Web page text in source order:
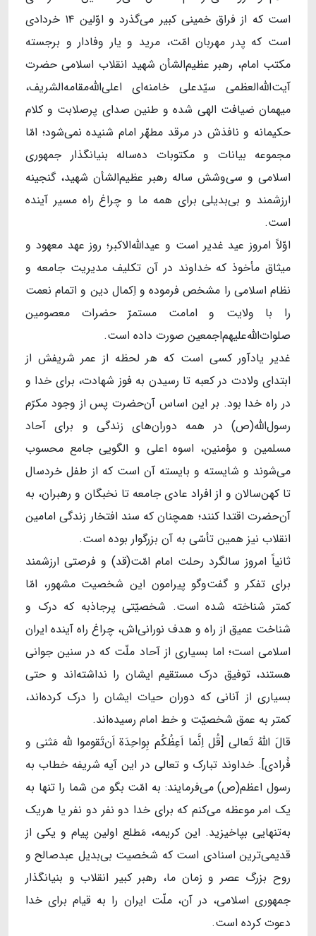
است که از فراق خمینی کبیر می‌گذرد و اوّلین ۱۴ خردادی
است که پدر مهربان امّت، مرید و یار وفادار و برجسته‌
مکتب امام، رهبر عظیم‌الشأن شهید انقلاب اسلامی حضرت
آیت‌الله‌العظمی سیّدعلی خامنه‌ای اعلی‌الله‌مقامه‌الشریف،
میهمان ضیافت الهی شده و طنین صدای پرصلابت و کلام
حکیمانه و نافذ‌ش در مرقد مطهّر امام شنیده نمی‌شود؛ امّا
مجموعه‌ بیانات و مکتوبات ده‌‌ساله‌ بنیانگذار جمهوری
اسلامی و سی‌وشش‌ ساله‌ رهبر عظیم‌الشأن شهید، گنجینه‌
ارزشمند و بی‌بدیلی برای همه‌ ما و چراغ راه مسیر آینده
است.
اوّلاً امروز عید غدیر است و عید‌الله‌الاکبر؛ روز عهد معهود و
میثاق مأخوذ که خداوند در آن تکلیف مدیریت جامعه و
نظام اسلامی را مشخص فرموده و اِکمال دین و اتمام نعمت
را با ولایت و امامت مستمرّ حضرات معصومین
صلوات‌الله‌علیهم‌اجمعین صورت داده است.
غدیر یادآور کسی است که هر لحظه از عمر شریفش از
ابتدای ولادت در کعبه تا رسیدن به فوز شهادت، برای خدا و
در راه خدا بود. بر این اساس آن‌حضرت پس از وجود مکرّم
رسو‌ل‌الله(ص) در همه‌ دوران‌های زندگی و برای آحاد
مسلمین و مؤمنین، اسوه‌ اعلی و الگویی جامع محسوب
می‌شوند و شایسته و بایسته آن است که از طفل خردسال
تا کهن‌سالان و از افراد عادی جامعه تا نخبگان و رهبران، به
آ‌ن‌حضرت اقتدا کنند؛ همچنان که سند افتخار زندگی امامین
انقلاب نیز همین تأسّی به آن بزرگوار بوده است.
ثانیاً امروز سالگرد رحلت امام امّت(قد) و فرصتی ارزشمند
برای تفکر و گفت‌وگو پیرامون این شخصیت مشهور، امّا
کمتر شناخته‌ شده است. شخصیّتی پرجاذبه که درک و
شناخت عمیق از راه و هدف نورانی‌اش، چراغ راه آینده‌ ایران
اسلامی است؛ اما بسیاری از آحاد ملّت که در سنین جوانی
هستند، توفیق درک مستقیم ایشان را نداشته‌اند و حتی
بسیاری از آنانی که دوران حیات ایشان را درک کرده‌اند،
کمتر به عمق شخصیّت و خط امام رسیده‌اند.
قالَ اللهُ تَعالی [قُل اِنَّما اَعِظُکُم بِواحِدَة‌ اَن‌تَقوموا لله مَثنی و
فُرادی]. خداوند تبارک و تعالی در این آیه‌ شریفه خطاب به
رسول‌ اعظم‌(ص) می‌فرمایند: به امّت بگو من شما را تنها به
یک امر موعظه می‌کنم که برای خدا دو نفر دو نفر یا هریک
به‌تنهایی بپاخیزید. این کریمه، مَطلع اولین پیام و یکی از
قدیمی‌ترین اسنادی است که شخصیت بی‌بدیل عبدصالح و
روح بزرگ عصر و زمان ما، رهبر کبیر انقلاب و بنیانگذار
جمهوری اسلامی، در آن، ملّت ایران را به قیام برای خدا
دعوت کرده است.